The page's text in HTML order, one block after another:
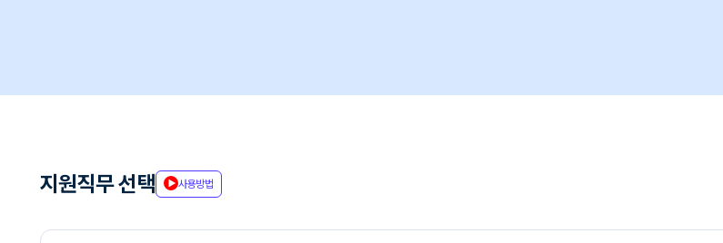
지원직무 선택 사용방법